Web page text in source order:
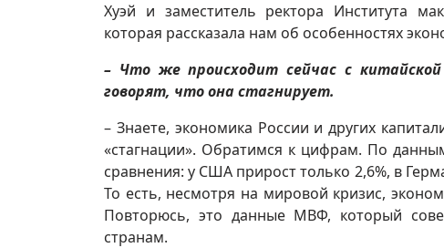
Хуэй и заместитель ректора Института
которая рассказала нам об особенностях
– Что же происходит сейчас с
говорят, что она стагнирует.
– Знаете, экономика России и других
«стагнации». Обратимся к цифрам. По
сравнения: у США прирост только 2,6%, в
То есть, несмотря на мировой кризис,
Повторюсь, это данные МВФ, который
странам.